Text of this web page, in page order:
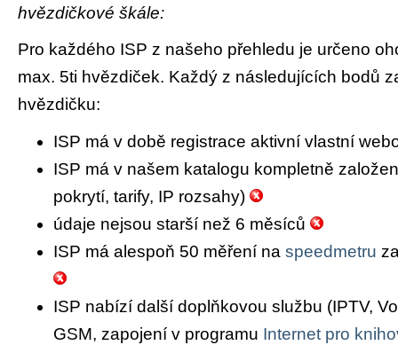
hvězdičkové škále:
Pro každého ISP z našeho přehledu je určeno
max. 5ti hvězdiček. Každý z následujících bodů
hvězdičku:
ISP má v době registrace aktivní vlastní
ISP má v našem katalogu kompletně
pokrytí, tarify, IP rozsahy)
údaje nejsou starší než 6 měsíců
ISP má alespoň 50 měření na speedmetru
ISP nabízí další doplňkovou službu (IPTV,
GSM, zapojení v programu Internet pro